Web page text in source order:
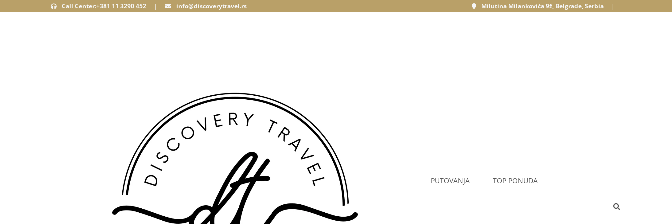
Call Center:+381 11 3290 452 | info@discoverytravel.rs Milutina Milankovića 9ž, Belgrade, Serbia |
PUTOVANJA TOP PONUDA